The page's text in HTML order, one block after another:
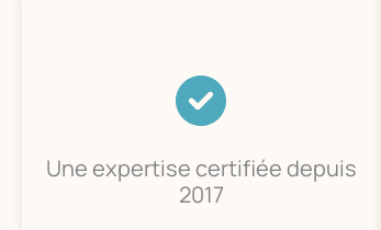
Une expertise certifiée depuis
2017